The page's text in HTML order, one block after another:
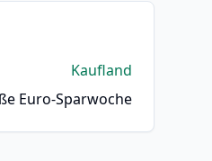
Kaufland
Euro-Sparwoche